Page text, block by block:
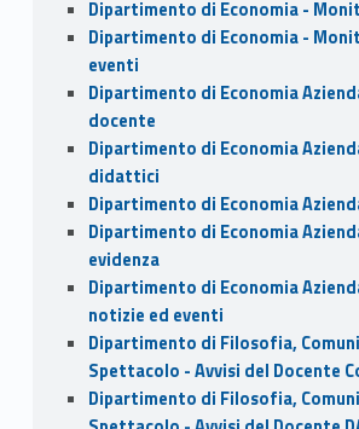
Dipartimento di Economia -
Dipartimento di Economia -
eventi
Dipartimento di Economia
docente
Dipartimento di Economia
didattici
Dipartimento di Economia
Dipartimento di Economia
evidenza
Dipartimento di Economia
notizie ed eventi
Dipartimento di Filosofia,
Spettacolo - Avvisi del Docente
Dipartimento di Filosofia,